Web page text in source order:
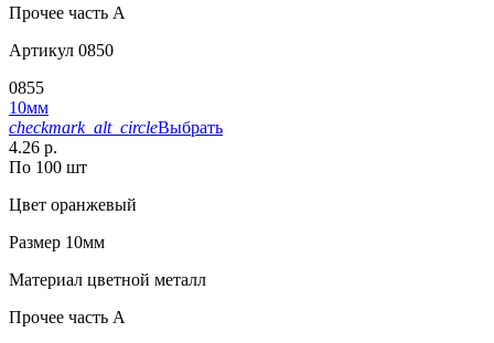
Прочее часть A
Артикул 0850
0855
10мм
checkmark_alt_circleВыбрать
4.26 р.
По 100 шт
Цвет оранжевый
Размер 10мм
Материал цветной металл
Прочее часть A